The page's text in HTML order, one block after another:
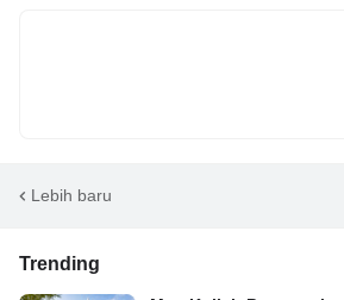
Lebih baru
Trending